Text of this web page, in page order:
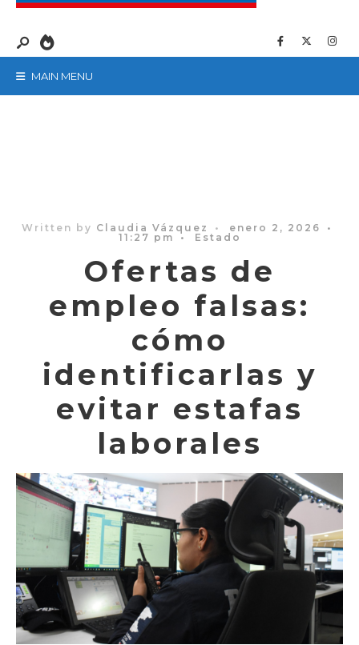
MAIN MENU
Written by Claudia Vázquez • enero 2, 2026
•
11:27 pm
• Estado
Ofertas de
empleo falsas:
cómo
identificarlas y
evitar estafas
laborales